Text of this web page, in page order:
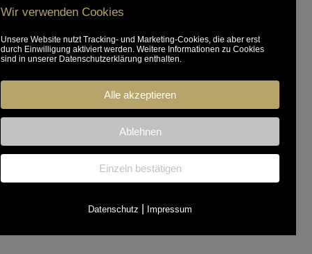
Wir verwenden Cookies
Unsere Website nutzt Tracking- und Marketing-Cookies, die aber erst
durch Einwilligung aktiviert werden. Weitere Informationen zu Cookies
sind in unserer Datenschutzerklärung enthalten.
Alle akzeptieren
Ablehnen
Einzeln bestätigen
Datenschutz Impressum